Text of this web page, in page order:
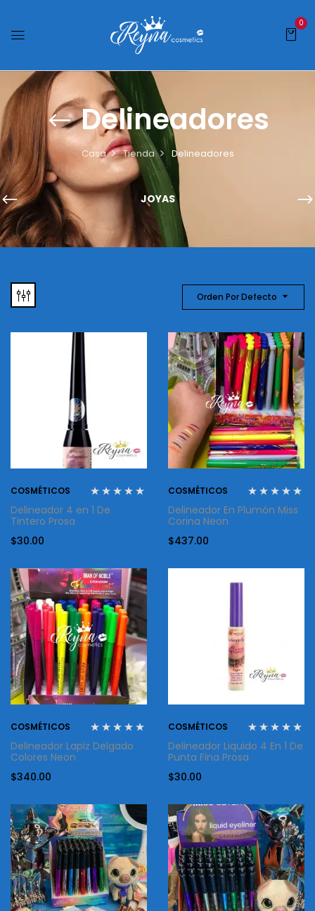
0
Delineadores
Casa Tienda Delineadores
JOYAS
Orden Por Defecto
COSMÉTICOS
Delineador 4 en 1 De
Tintero Prosa
$30.00
COSMÉTICOS
Delineador En Plumón Miss
Corina Neon
$437.00
COSMÉTICOS
Delineador Lapiz Delgado
Colores Neon
$340.00
COSMÉTICOS
Delineador Liquido 4 En 1 De
Punta Fina Prosa
$30.00